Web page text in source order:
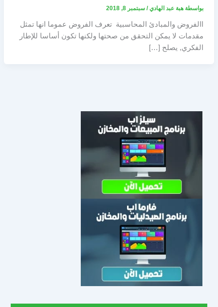
بواسطة هبة عبد الهادي/ سبتمبر 8, 2018
االفروض والمبادئ المحاسبية تعرف الفروض عموما انها تمثل
مقدمات لا يمكن التحقق من صحتها ولكنها تكون أساسا للإطار
الفكري, يصلح […]